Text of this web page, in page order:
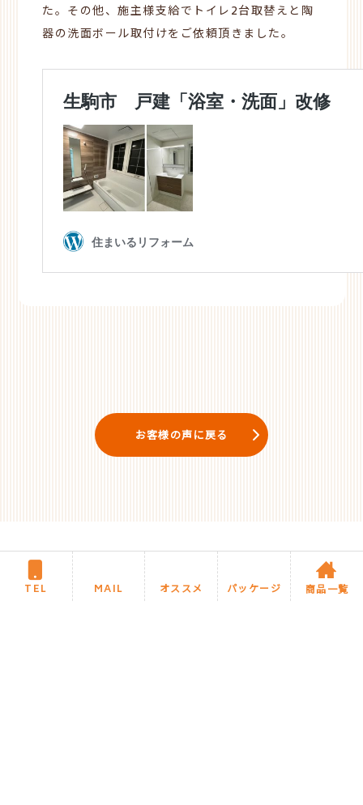
た。その他、施主様支給でトイレ2台取替えと陶
器の洗面ボール取付けをご依頼頂きました。
お客様の声に戻る
TEL MAIL オススメ パッケージ 商品一覧